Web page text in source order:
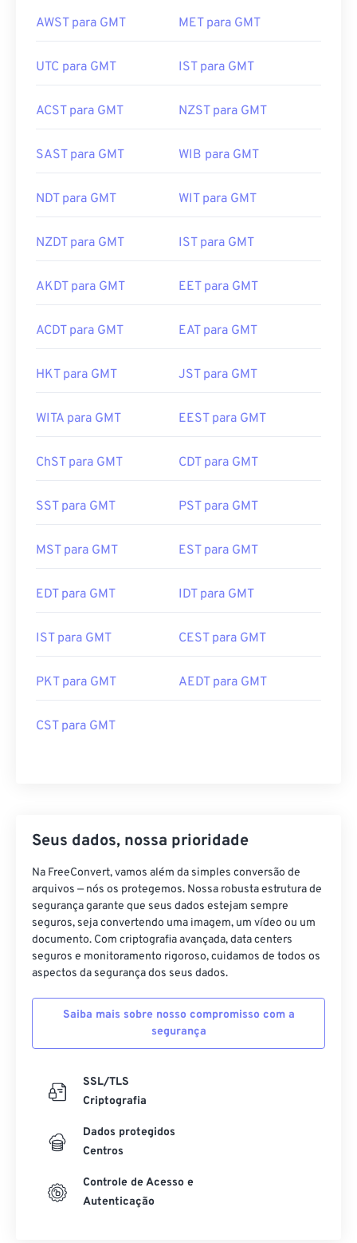
AWST para GMT MET para GMT
UTC para GMT IST para GMT
ACST para GMT NZST para GMT
SAST para GMT WIB para GMT
NDT para GMT WIT para GMT
NZDT para GMT IST para GMT
AKDT para GMT EET para GMT
ACDT para GMT EAT para GMT
HKT para GMT JST para GMT
WITA para GMT EEST para GMT
ChST para GMT CDT para GMT
SST para GMT PST para GMT
MST para GMT EST para GMT
EDT para GMT IDT para GMT
IST para GMT CEST para GMT
PKT para GMT AEDT para GMT
CST para GMT
Seus dados, nossa prioridade
Na FreeConvert, vamos além da simples conversão de
arquivos — nós os protegemos. Nossa robusta estrutura de
segurança garante que seus dados estejam sempre
seguros, seja convertendo uma imagem, um vídeo ou um
documento. Com criptografia avançada, data centers
seguros e monitoramento rigoroso, cuidamos de todos os
aspectos da segurança dos seus dados.
Saiba mais sobre nosso compromisso com a
segurança
SSL/TLS
Criptografia
Dados protegidos
Centros
Controle de Acesso e
Autenticação